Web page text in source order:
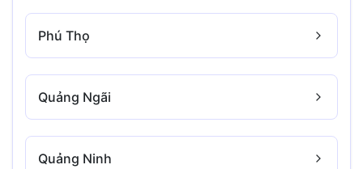
Phú Thọ
Quảng Ngãi
Quảng Ninh